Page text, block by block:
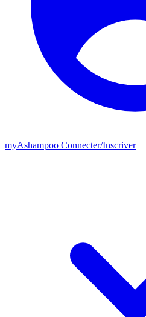
myAshampoo Connecter/Inscriver